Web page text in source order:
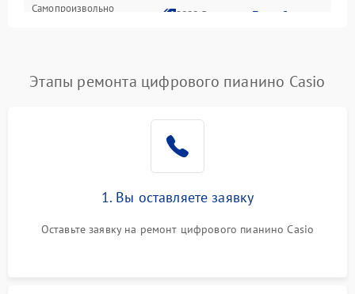
Оптика
Самопроизвольно
2800 ₽ Подробнее →
Этапы ремонта цифрового пианино Casio
1. Вы оставляете заявку
Оставьте заявку на ремонт цифрового пианино Casio